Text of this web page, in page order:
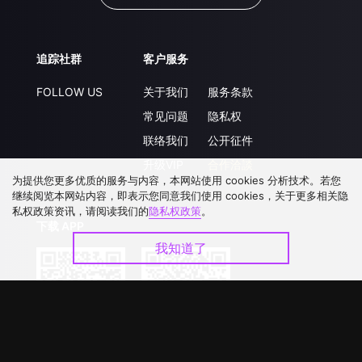
追踪社群
FOLLOW US
客户服务
关于我们
常见问题
联络我们
服务条款
隐私权
公开征件
为提供您更多优质的服务与内容，本网站使用 cookies 分析技术。若您
继续阅览本网站内容，即表示您同意我们使用 cookies，关于更多相关隐
私权政策资讯，请阅读我们的隐私权政策。
我知道了